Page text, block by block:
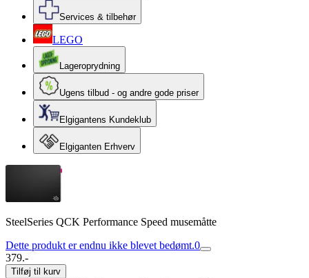
Services & tilbehør
LEGO
Lageroprydning
Ugens tilbud - og andre gode priser
Elgigantens Kundeklub
Elgiganten Erhverv
SteelSeries QCK Performance Speed musemåtte
Dette produkt er endnu ikke blevet bedømt.0
379.-
Tilføj til kurv